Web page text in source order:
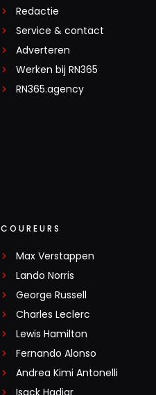
Redactie
Service & contact
Adverteren
Werken bij RN365
RN365.agency
COUREURS
Max Verstappen
Lando Norris
George Russell
Charles Leclerc
Lewis Hamilton
Fernando Alonso
Andrea Kimi Antonelli
Isack Hadjar